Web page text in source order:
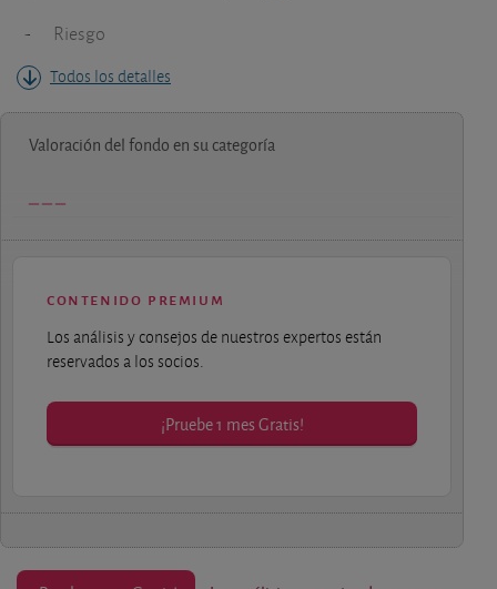
- Riesgo
Todos los detalles
Valoración del fondo en su categoría
contenido premium
Los análisis y consejos de nuestros expertos están
reservados a los socios.
¡Pruebe 1 mes Gratis!